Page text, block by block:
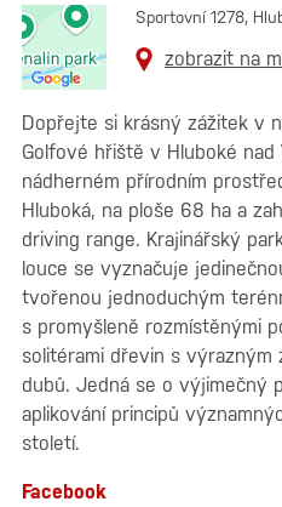
Sportovní 1278,
zobrazit na
Dopřejte si krásný zážitek v
Golfové hřiště v Hluboké
nádherném přírodním
Hluboká, na ploše 68 ha a
driving range. Krajinářský
louce se vyznačuje
tvořenou jednoduchým
s promyšleně rozmístěnými
solitérami dřevin s výrazným
dubů. Jedná se o výjimečný
aplikování principů
století.
Facebook